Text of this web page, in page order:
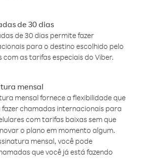
de 30 dias
de 30 dias permite fazer
para o destino escolhido pelo
com as tarifas especiais do Viber.
mensal
mensal fornece a flexibilidade que
chamadas internacionais para
com tarifas baixas sem que
o plano em momento algum.
mensal, você pode
que você já está fazendo